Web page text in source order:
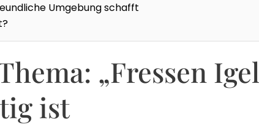
Umgebung schafft
„Fressen Igel
ist